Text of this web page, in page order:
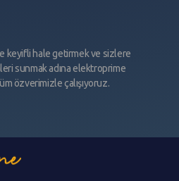
keyifli hale getirmek ve sizlere
sunmak adına elektroprime
özverimizle çalışıyoruz.